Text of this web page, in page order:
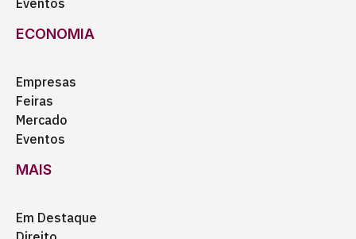
Eventos
ECONOMIA
Empresas
Feiras
Mercado
Eventos
MAIS
Em Destaque